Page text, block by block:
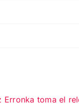
Erronka toma el